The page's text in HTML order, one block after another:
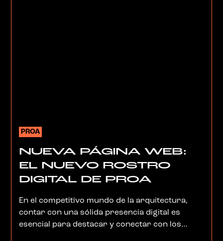
PROA
NUEVA PÁGINA WEB:
EL NUEVO ROSTRO
DIGITAL DE PROA
En el competitivo mundo de la arquitectura,
contar con una sólida presencia digital es
esencial para destacar y conectar con los